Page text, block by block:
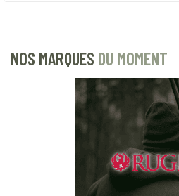
NOS MARQUES DU MOMENT